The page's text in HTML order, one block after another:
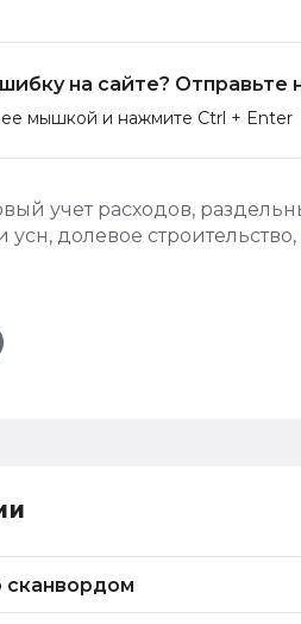
на сайте? Отправьте
мышкой и нажмите Ctrl + Enter
учет расходов,
усн, долевое строительство,